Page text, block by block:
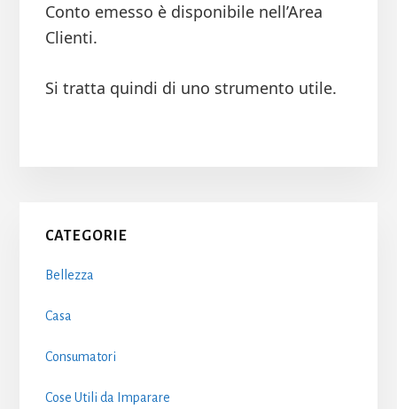
Conto emesso è disponibile nell’Area
Clienti.
Si tratta quindi di uno strumento utile.
Primary
Sidebar
CATEGORIE
Bellezza
Casa
Consumatori
Cose Utili da Imparare